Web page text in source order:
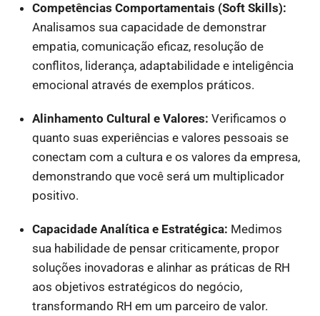
Competências Comportamentais (Soft Skills):
Analisamos sua capacidade de demonstrar
empatia, comunicação eficaz, resolução de
conflitos, liderança, adaptabilidade e inteligência
emocional através de exemplos práticos.
Alinhamento Cultural e Valores: Verificamos o
quanto suas experiências e valores pessoais se
conectam com a cultura e os valores da empresa,
demonstrando que você será um multiplicador
positivo.
Capacidade Analítica e Estratégica: Medimos
sua habilidade de pensar criticamente, propor
soluções inovadoras e alinhar as práticas de RH
aos objetivos estratégicos do negócio,
transformando RH em um parceiro de valor.